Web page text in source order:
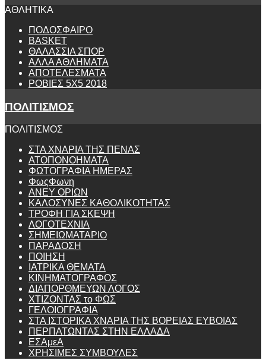
ΑΘΛΗΤΙΚΑ
ΠΟΔΟΣΦΑΙΡΟ
BASKET
ΘΑΛΑΣΣΙΑ ΣΠΟΡ
ΑΛΛΑ ΑΘΛΗΜΑΤΑ
ΑΠΟΤΕΛΕΣΜΑΤΑ
ΡΟΒΙΕΣ 5Χ5 2018
ΠΟΛΙΤΙΣΜΟΣ
ΠΟΛΙΤΙΣΜΟΣ
ΣΤΑ ΧΝΑΡΙΑ ΤΗΣ ΠΕΝΑΣ
ΑΤΟΠΟΝΟΗΜΑΤΑ
ΦΩΤΟΓΡΑΦΙΑ ΗΜΕΡΑΣ
ΦωςΦωνη
ANEY ΟΡΙΩΝ
ΚΑΛΟΣΥΝΕΣ ΚΑΘΟΛΙΚΟΤΗΤΑΣ
ΤΡΟΦΗ ΓΙΑ ΣΚΕΨΗ
ΛΟΓΟΤΕΧΝΙΑ
ΣΗΜΕΙΩΜΑΤΑΡΙΟ
ΠΑΡΑΔΟΣΗ
ΠΟΙΗΣΗ
ΙΑΤΡΙΚΑ ΘΕΜΑΤΑ
ΚΙΝΗΜΑΤΟΓΡΑΦΟΣ
ΔΙΑΠΟΡΘΜΕΥΩΝ ΛΟΓΟΣ
ΧΤΙΖΟΝΤΑΣ το ΦΩΣ
ΓΕΛΟΙΟΓΡΑΦΙΑ
ΣΤΑ ΙΣΤΟΡΙΚΑ ΧΝΑΡΙΑ ΤΗΣ ΒΟΡΕΙΑΣ ΕΥΒΟΙΑΣ
ΠΕΡΠΑΤΩΝΤΑΣ ΣΤΗΝ ΕΛΛΑΔΑ
ΕΣΑμεΑ
ΧΡΗΣΙΜΕΣ ΣΥΜΒΟΥΛΕΣ